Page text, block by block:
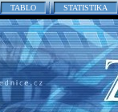
TABLO STATISTIKA